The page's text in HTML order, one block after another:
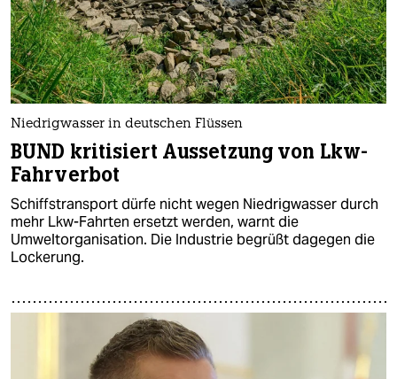
Niedrigwasser in deutschen Flüssen
BUND kritisiert Aussetzung von Lkw-
Fahrverbot
Schiffstransport dürfe nicht wegen Niedrigwasser durch
mehr Lkw-Fahrten ersetzt werden, warnt die
Umweltorganisation. Die Industrie begrüßt dagegen die
Lockerung.